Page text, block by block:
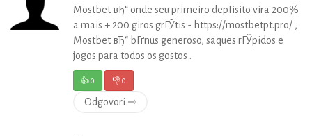
Mostbet вЂ“ onde seu primeiro depГіsito vira 200%
a mais + 200 giros grГЎtis - https://mostbetpt.pro/ ,
Mostbet вЂ“ bГґnus generoso, saques rГЎpidos e
jogos para todos os gostos .
👍0 👎0
Odgovori ⇾